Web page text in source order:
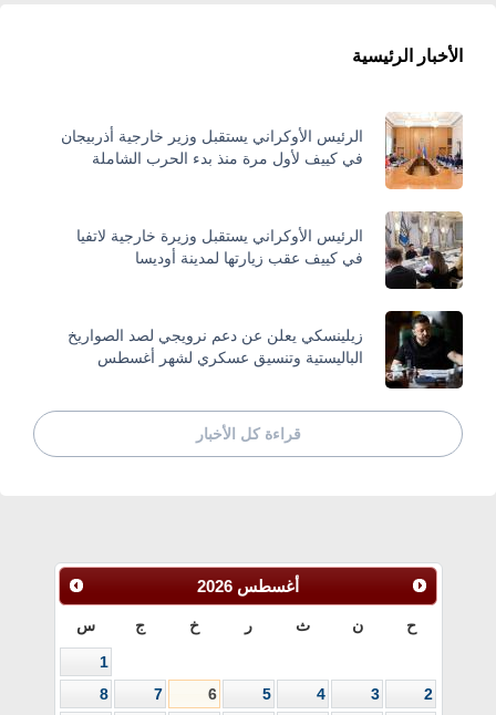
الأخبار الرئيسية
الرئيس الأوكراني يستقبل وزير خارجية أذربيجان
في كييف لأول مرة منذ بدء الحرب الشاملة
الرئيس الأوكراني يستقبل وزيرة خارجية لاتفيا
في كييف عقب زيارتها لمدينة أوديسا
زيلينسكي يعلن عن دعم نرويجي لصد الصواريخ
الباليستية وتنسيق عسكري لشهر أغسطس
قراءة كل الأخبار
أغسطس 2026
ح ن ث ر خ ج س
1
2
3
4
5
6
7
8